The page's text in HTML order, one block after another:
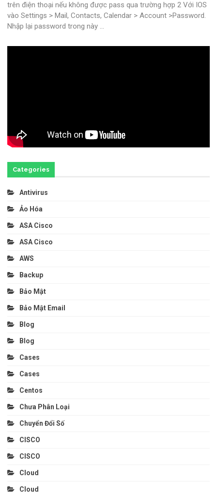
trên điện thoại nếu không được pass qua trường hợp 2 Với IOS
vào Settings > Mail, Contacts, Calendar > Account >Password.
Nhập lại password trong này …
Categories
Antivirus
Ảo Hóa
ASA Cisco
ASA Cisco
AWS
Backup
Bảo Mật
Bảo Mật Email
Blog
Blog
Cases
Cases
Centos
Chưa Phân Loại
Chuyển Đổi Số
CISCO
CISCO
Cloud
Cloud